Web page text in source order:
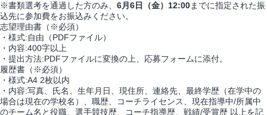
※書類選考を通過した方のみ、 6月6日（金）12:00までに指定された振
込先に参加費をお振込みください。
志望理由書 （※必須）
・様式:自由（PDFファイル）
・内容:400字以上
・提出方法:PDFファイルに変換の上、応募フォームに添付。
履歴書 （※必須）
・様式:A4 2枚以内
・内容:写真、氏名、生年月日、現住所、連絡先、最終学歴（在学中の
場合は現在の学校名）、職歴、コーチライセンス、現在指導中/所属中
のチーム名と役職、選手競技歴、コーチ指導歴、戦績/受賞歴 以上を記